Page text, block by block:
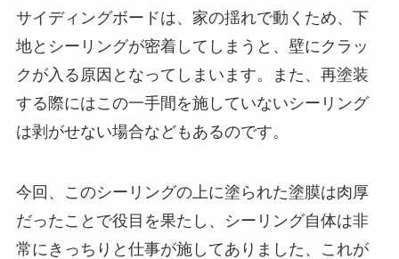
サイディングボードは、家の揺れで動くため、下
地とシーリングが密着してしまうと、壁にクラッ
クが入る原因となってしまいます。また、再塗装
する際にはこの一手間を施していないシーリング
は剥がせない場合などもあるのです。
今回、このシーリングの上に塗られた塗膜は肉厚
だったことで役目を果たし、シーリング自体は非
常にきっちりと仕事が施してありました、これが